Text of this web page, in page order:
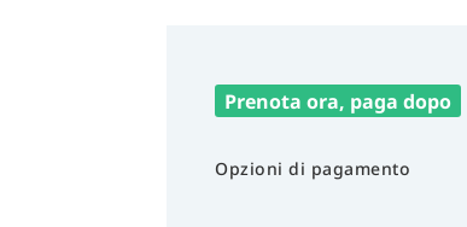
Prenota ora, paga dopo
Opzioni di pagamento